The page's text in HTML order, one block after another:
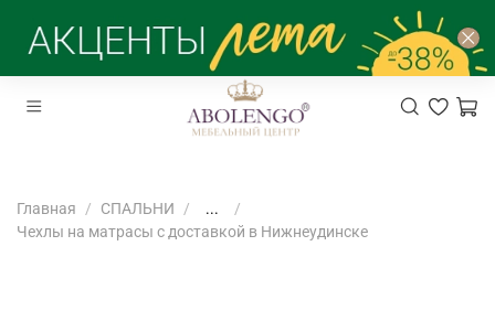
Главная СПАЛЬНИ
...
Чехлы на матрасы с доставкой в Нижнеудинске